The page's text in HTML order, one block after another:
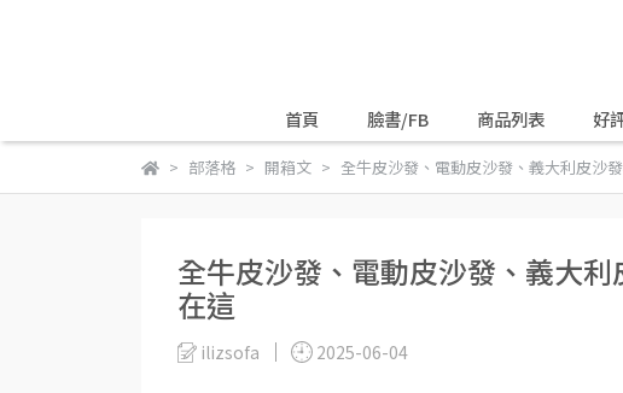
首頁 臉書/FB 商品列表 好
部落格 開箱文 全牛皮沙發、電動皮沙發、義大利皮沙
全牛皮沙發、電動皮沙發、義大
在這
ilizsofa 2025-06-04